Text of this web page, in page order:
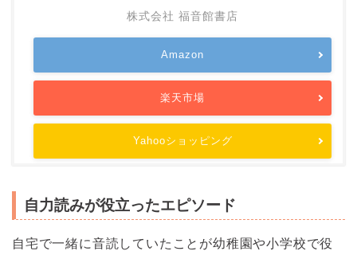
株式会社 福音館書店
Amazon
楽天市場
Yahooショッピング
自力読みが役立ったエピソード
自宅で一緒に音読していたことが幼稚園や小学校で役